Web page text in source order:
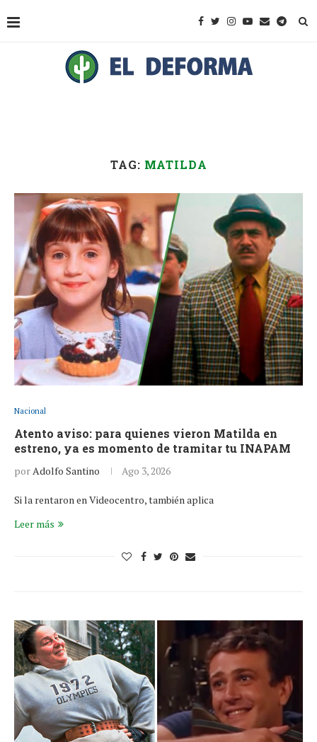
TAG: MATILDA
Nacional
Atento aviso: para quienes vieron Matilda en
estreno, ya es momento de tramitar tu INAPAM
porAdolfo Santino Ago 3, 2026
Si la rentaron en Videocentro, también aplica
Leer más